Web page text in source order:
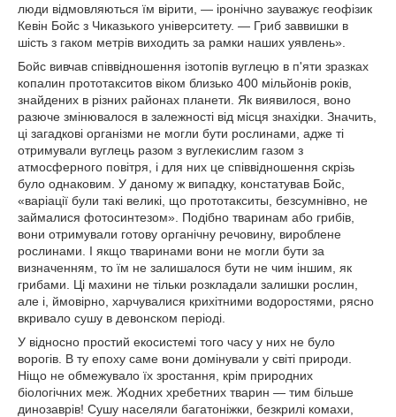
люди відмовляються їм вірити, — іронічно зауважує геофізик
Кевін Бойс з Чиказького університету. — Гриб заввишки в
шість з гаком метрів виходить за рамки наших уявлень».
Бойс вивчав співвідношення ізотопів вуглецю в п'яти зразках
копалин прототакситов віком близько 400 мільйонів років,
знайдених в різних районах планети. Як виявилося, воно
разюче змінювалося в залежності від місця знахідки. Значить,
ці загадкові організми не могли бути рослинами, адже ті
отримували вуглець разом з вуглекислим газом з
атмосферного повітря, і для них це співвідношення скрізь
було однаковим. У даному ж випадку, констатував Бойс,
«варіації були такі великі, що прототакситы, безсумнівно, не
займалися фотосинтезом». Подібно тваринам або грибів,
вони отримували готову органічну речовину, вироблене
рослинами. І якщо тваринами вони не могли бути за
визначенням, то їм не залишалося бути не чим іншим, як
грибами. Ці махини не тільки розкладали залишки рослин,
але і, ймовірно, харчувалися крихітними водоростями, рясно
вкривало сушу в девонском періоді.
У відносно простий екосистемі того часу у них не було
ворогів. В ту епоху саме вони домінували у світі природи.
Ніщо не обмежувало їх зростання, крім природних
біологічних меж. Жодних хребетних тварин — тим більше
динозаврів! Сушу населяли багатоніжки, безкрилі комахи,